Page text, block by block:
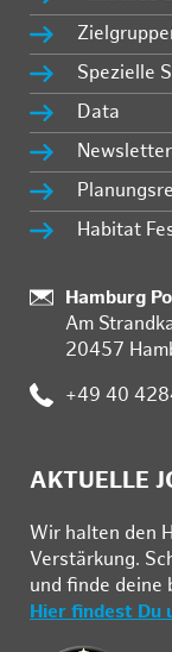
Spezielle
Data
Newsletter
Habitat
:
Hamburg
Am
20457
: +49 40
AKTUELLE
Wir hal­ten den
Ver­stär­kung.
und fin­de deine
Hier findest Du